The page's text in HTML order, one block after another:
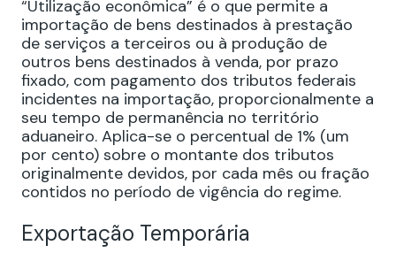
“Utilização econômica” é o que permite a
importação de bens destinados à prestação
de serviços a terceiros ou à produção de
outros bens destinados à venda, por prazo
fixado, com pagamento dos tributos federais
incidentes na importação, proporcionalmente a
seu tempo de permanência no território
aduaneiro. Aplica-se o percentual de 1% (um
por cento) sobre o montante dos tributos
originalmente devidos, por cada mês ou fração
contidos no período de vigência do regime.
Exportação Temporária